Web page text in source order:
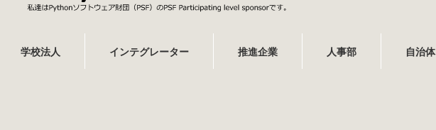
学校法人 インテグレーター 推進企業 人事部 自治体